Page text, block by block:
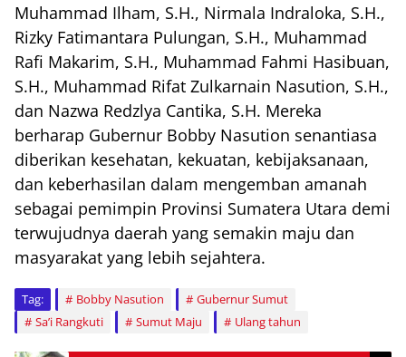
Muhammad Ilham, S.H., Nirmala Indraloka, S.H.,
Rizky Fatimantara Pulungan, S.H., Muhammad
Rafi Makarim, S.H., Muhammad Fahmi Hasibuan,
S.H., Muhammad Rifat Zulkarnain Nasution, S.H.,
dan Nazwa Redzlya Cantika, S.H. Mereka
berharap Gubernur Bobby Nasution senantiasa
diberikan kesehatan, kekuatan, kebijaksanaan,
dan keberhasilan dalam mengemban amanah
sebagai pemimpin Provinsi Sumatera Utara demi
terwujudnya daerah yang semakin maju dan
masyarakat yang lebih sejahtera.
Tag: Bobby Nasution
Gubernur Sumut
Sa’i Rangkuti
Sumut Maju Ulang tahun